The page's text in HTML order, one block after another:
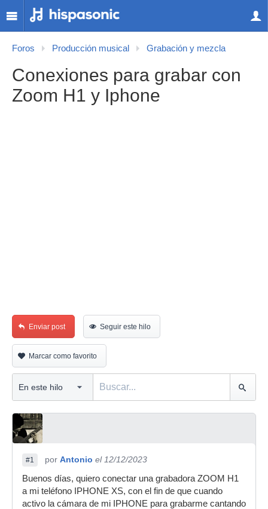
Foros Producción musical Grabación y mezcla
Conexiones para grabar con
Zoom H1 y Iphone
Enviar post Seguir este hilo
Marcar como favorito
#1 por Antonio el 12/12/2023
Buenos días, quiero conectar una grabadora ZOOM H1
a mi teléfono IPHONE XS, con el fin de que cuando
activo la cámara de mi IPHONE para grabarme cantando